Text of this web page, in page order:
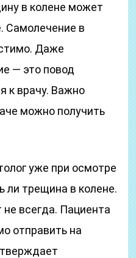
в колене может
Самолечение в
Даже
— это повод
к врачу. Важно
можно получить
уже при осмотре
ли трещина в колене.
всегда. Пациента
отправить на